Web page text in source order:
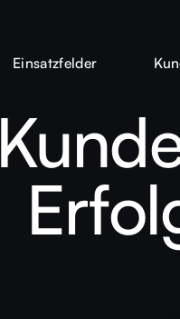
Einsatzfelder